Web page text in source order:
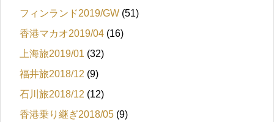
フィンランド2019/GW (51)
香港マカオ2019/04 (16)
上海旅2019/01 (32)
福井旅2018/12 (9)
石川旅2018/12 (12)
香港乗り継ぎ2018/05 (9)